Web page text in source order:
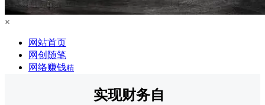
×
网站首页
网创随笔
网络赚钱精
实现财务自